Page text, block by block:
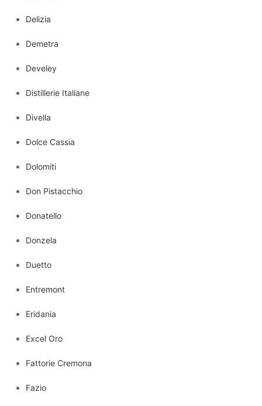
Delizia
Demetra
Develey
Distillerie Italiane
Divella
Dolce Cassia
Dolomiti
Don Pistacchio
Donatello
Donzela
Duetto
Entremont
Eridania
Excel Oro
Fattorie Cremona
Fazio